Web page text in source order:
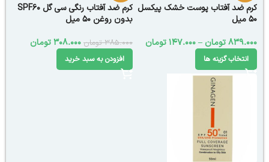
کرم ضد آفتاب پوست خشک پیکسل
50 میل
839.000تومان –
147.000تومان
انتخاب گزینه ها
کرم ضد آفتاب رنگی سی گل SPF60
بدون روغن 50 میل
385.000 تومان 308.000تومان
افزودن به سبد خرید